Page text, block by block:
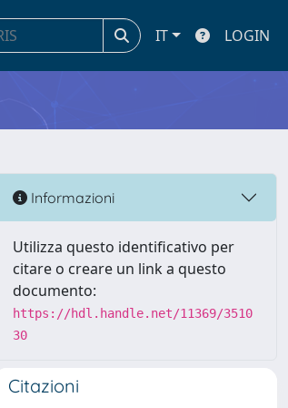
IT LOGIN
Informazioni
Utilizza questo identificativo per
citare o creare un link a questo
documento:
https://hdl.handle.net/11369/3510
30
Citazioni